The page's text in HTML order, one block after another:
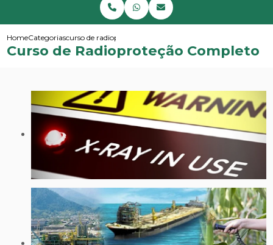
HomeCategoriascurso de radioprotecao completo
Curso de Radioproteção Completo